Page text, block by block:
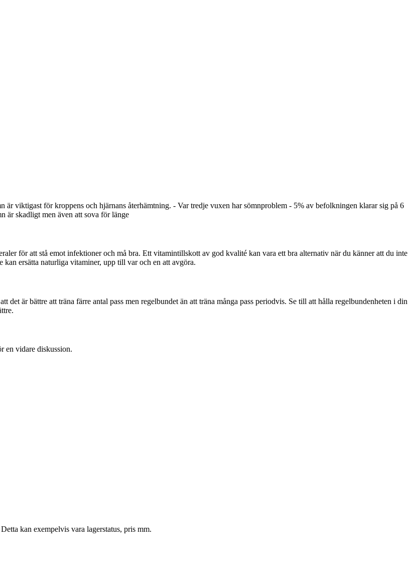
viktigast för kroppens och hjärnans återhämtning. - Var tredje vuxen har sömnproblem - 5% av befolkningen klarar sig på 6
är skadligt men även att sova för länge
för att stå emot infektioner och må bra. Ett vitamintillskott av god kvalité kan vara ett bra alternativ när du känner att du inte
ersätta naturliga vitaminer, upp till var och en att avgöra.
är bättre att träna färre antal pass men regelbundet än att träna många pass periodvis. Se till att hålla regelbundenheten i din
en vidare diskussion.
kan exempelvis vara lagerstatus, pris mm.